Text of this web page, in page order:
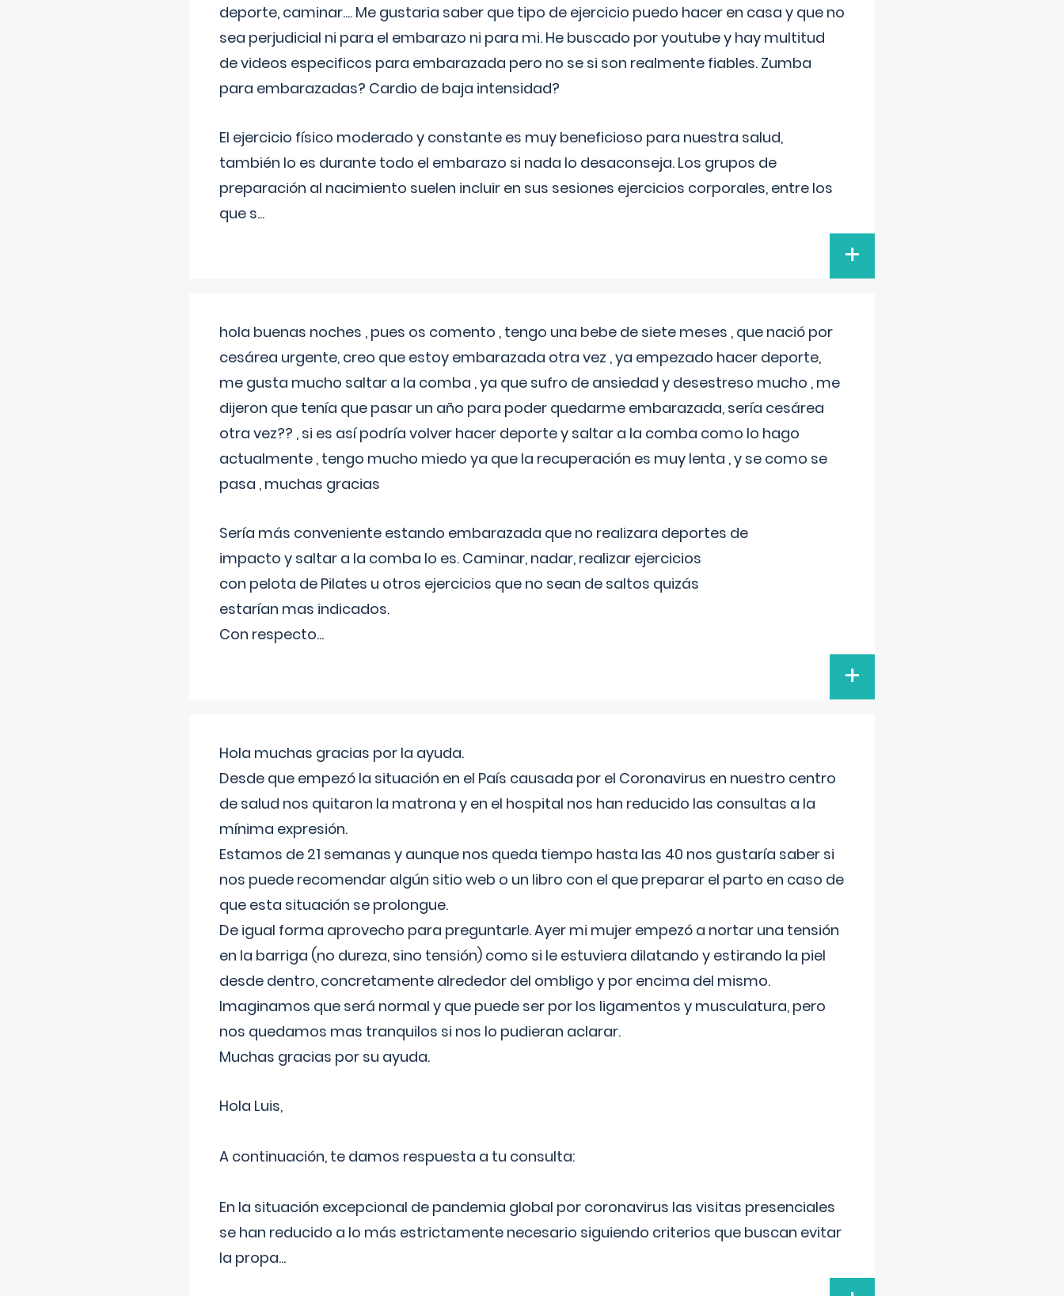
deporte, caminar.... Me gustaria saber que tipo de ejercicio puedo hacer en casa y que no
sea perjudicial ni para el embarazo ni para mi. He buscado por youtube y hay multitud
de videos especificos para embarazada pero no se si son realmente fiables. Zumba
para embarazadas? Cardio de baja intensidad?
El ejercicio físico moderado y constante es muy beneficioso para nuestra salud,
también lo es durante todo el embarazo si nada lo desaconseja. Los grupos de
preparación al nacimiento suelen incluir en sus sesiones ejercicios corporales, entre los
que s...
+
hola buenas noches , pues os comento , tengo una bebe de siete meses , que nació por
cesárea urgente, creo que estoy embarazada otra vez , ya empezado hacer deporte,
me gusta mucho saltar a la comba , ya que sufro de ansiedad y desestreso mucho , me
dijeron que tenía que pasar un año para poder quedarme embarazada, sería cesárea
otra vez?? , si es así podría volver hacer deporte y saltar a la comba como lo hago
actualmente , tengo mucho miedo ya que la recuperación es muy lenta , y se como se
pasa , muchas gracias
Sería más conveniente estando embarazada que no realizara deportes de
impacto y saltar a la comba lo es. Caminar, nadar, realizar ejercicios
con pelota de Pilates u otros ejercicios que no sean de saltos quizás
estarían mas indicados.
Con respecto...
+
Hola muchas gracias por la ayuda.
Desde que empezó la situación en el País causada por el Coronavirus en nuestro centro
de salud nos quitaron la matrona y en el hospital nos han reducido las consultas a la
mínima expresión.
Estamos de 21 semanas y aunque nos queda tiempo hasta las 40 nos gustaría saber si
nos puede recomendar algún sitio web o un libro con el que preparar el parto en caso de
que esta situación se prolongue.
De igual forma aprovecho para preguntarle. Ayer mi mujer empezó a nortar una tensión
en la barriga (no dureza, sino tensión) como si le estuviera dilatando y estirando la piel
desde dentro, concretamente alrededor del ombligo y por encima del mismo.
Imaginamos que será normal y que puede ser por los ligamentos y musculatura, pero
nos quedamos mas tranquilos si nos lo pudieran aclarar.
Muchas gracias por su ayuda.
Hola Luis,
A continuación, te damos respuesta a tu consulta:
En la situación excepcional de pandemia global por coronavirus las visitas presenciales
se han reducido a lo más estrictamente necesario siguiendo criterios que buscan evitar
la propa...